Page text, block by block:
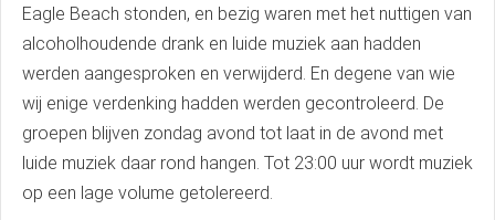
Eagle Beach stonden, en bezig waren met het nuttigen van
alcoholhoudende drank en luide muziek aan hadden
werden aangesproken en verwijderd. En degene van wie
wij enige verdenking hadden werden gecontroleerd. De
groepen blijven zondag avond tot laat in de avond met
luide muziek daar rond hangen. Tot 23:00 uur wordt muziek
op een lage volume getolereerd.